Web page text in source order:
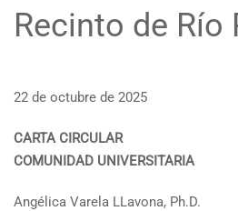
Recinto de Río
22 de octubre de 2025
CARTA CIRCULAR
COMUNIDAD UNIVERSITARIA
Angélica Varela LLavona, Ph.D.